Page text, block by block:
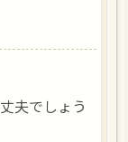
夫でしょう